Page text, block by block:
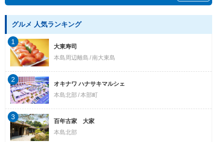
グルメ 人気ランキング
大東寿司
本島周辺離島 南大東島
1
オキナワ ハナサキマルシェ
本島北部 本部町
2
百年古家 大家
本島北部
3